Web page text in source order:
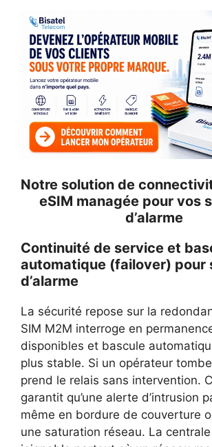
Notre solution de
eSIM managée pour vos
d’alarme
Continuité de service et
automatique (failover) pour
d’alarme
La sécurité repose sur la
SIM M2M interroge en
disponibles et bascule
plus stable. Si un opérateur
prend le relais sans intervention.
garantit qu’une alerte d’intrusion
même en bordure de couverture
une saturation réseau. La